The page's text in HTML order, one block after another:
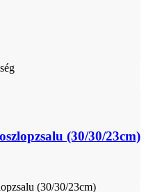
(30/30/23cm)
(30/30/23cm)